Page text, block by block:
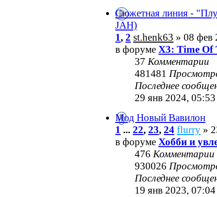
Сюжетная линия -
JAH)
1, 2 st.henk63 » 08 фев
в форуме X3: Time Of
37Комментарии
481481
Последнее
29 янв 2024, 05:53
Мод Новый Вавилон
1 ... 22, 23, 24 flurry »
в форуме Хобби и
476Комментарии
930026
Последнее
19 янв 2023, 07:04